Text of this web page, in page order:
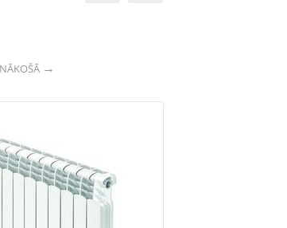
NĀKOŠĀ